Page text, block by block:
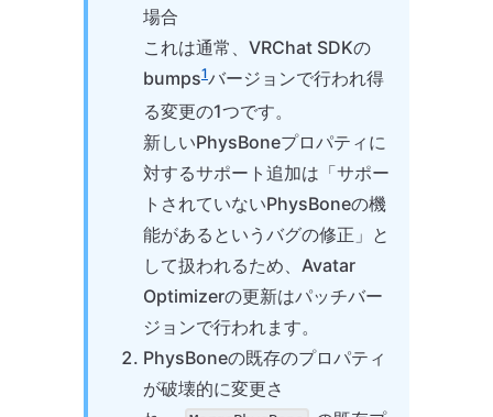
場合
これは通常、VRChat SDKの
bumps1バージョンで行われ得
る変更の1つです。
新しいPhysBoneプロパティに
対するサポート追加は「サポー
トされていないPhysBoneの機
能があるというバグの修正」と
して扱われるため、Avatar
Optimizerの更新はパッチバー
ジョンで行われます。
PhysBoneの既存のプロパティ
が破壊的に変更さ